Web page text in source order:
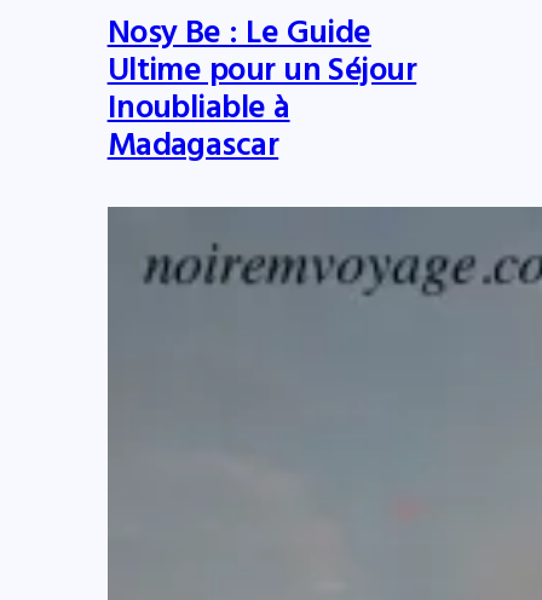
Nosy Be : Le Guide
Ultime pour un Séjour
Inoubliable à
Madagascar